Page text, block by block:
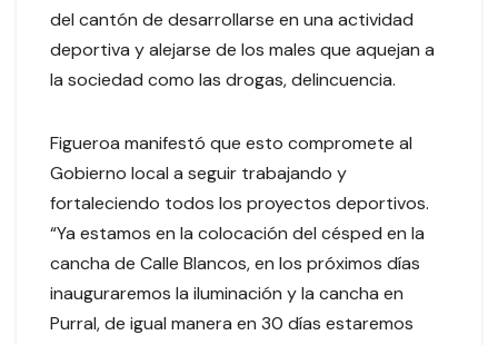
del cantón de desarrollarse en una actividad
deportiva y alejarse de los males que aquejan a
la sociedad como las drogas, delincuencia.
Figueroa manifestó que esto compromete al
Gobierno local a seguir trabajando y
fortaleciendo todos los proyectos deportivos.
“Ya estamos en la colocación del césped en la
cancha de Calle Blancos, en los próximos días
inauguraremos la iluminación y la cancha en
Purral, de igual manera en 30 días estaremos